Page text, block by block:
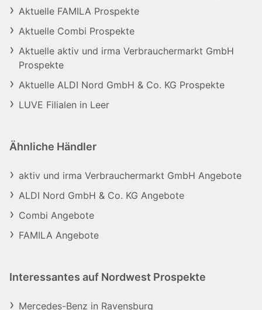
Aktuelle FAMILA Prospekte
Aktuelle Combi Prospekte
Aktuelle aktiv und irma Verbrauchermarkt GmbH
Prospekte
Aktuelle ALDI Nord GmbH & Co. KG Prospekte
LUVE Filialen in Leer
Ähnliche Händler
aktiv und irma Verbrauchermarkt GmbH Angebote
ALDI Nord GmbH & Co. KG Angebote
Combi Angebote
FAMILA Angebote
Interessantes auf Nordwest Prospekte
Mercedes-Benz in Ravensburg